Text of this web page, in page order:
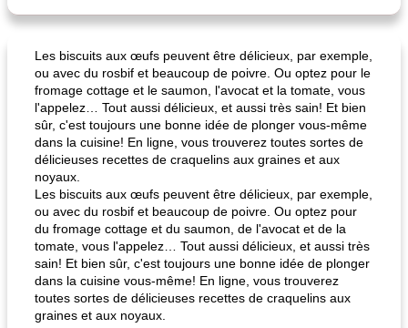
Les biscuits aux œufs peuvent être délicieux, par exemple,
ou avec du rosbif et beaucoup de poivre. Ou optez pour le
fromage cottage et le saumon, l'avocat et la tomate, vous
l'appelez… Tout aussi délicieux, et aussi très sain! Et bien
sûr, c'est toujours une bonne idée de plonger vous-même
dans la cuisine! En ligne, vous trouverez toutes sortes de
délicieuses recettes de craquelins aux graines et aux
noyaux.
Les biscuits aux œufs peuvent être délicieux, par exemple,
ou avec du rosbif et beaucoup de poivre. Ou optez pour
du fromage cottage et du saumon, de l'avocat et de la
tomate, vous l'appelez… Tout aussi délicieux, et aussi très
sain! Et bien sûr, c'est toujours une bonne idée de plonger
dans la cuisine vous-même! En ligne, vous trouverez
toutes sortes de délicieuses recettes de craquelins aux
graines et aux noyaux.